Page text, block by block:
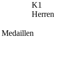
K1
Herren